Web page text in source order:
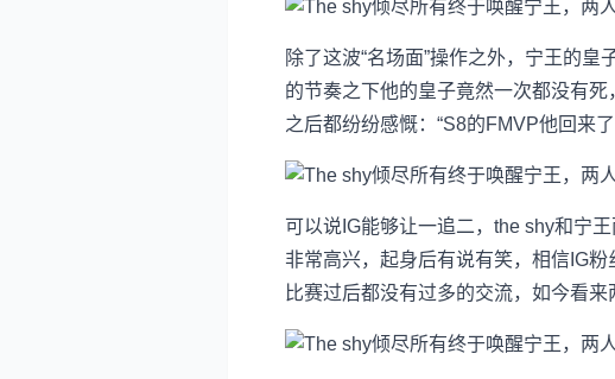
除了这波“名场面”操作之外，宁王的
的节奏之下他的皇子竟然一次都没有
之后都纷纷感慨：“S8的FMVP他回来了
可以说IG能够让一追二，the shy和宁
非常高兴，起身后有说有笑，相信IG
比赛过后都没有过多的交流，如今看